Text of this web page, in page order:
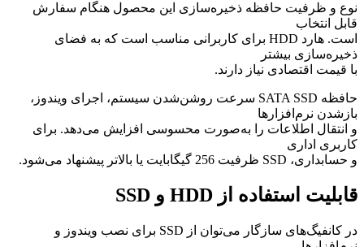
نوع و ظرفیت حافظه ذخیره‌سازی این محصول هنگام سفارش
قابل انتخاب
است. هارد HDD برای کاربرانی مناسب است که به فضای
ذخیره‌سازی بیشتر
با قیمت اقتصادی نیاز دارند.
حافظه SATA SSD سرعت روشن‌شدن سیستم، اجرای ویندوز،
بازشدن نرم‌افزارها
و انتقال اطلاعات را به‌صورت محسوسی افزایش می‌دهد. برای
کاربری اداری
و حسابداری، SSD ظرفیت 256 گیگابایت یا بالاتر پیشنهاد می‌شود.
قابلیت استفاده از HDD و SSD
در کانفیگ‌های سازگار می‌توان از SSD برای نصب ویندوز و